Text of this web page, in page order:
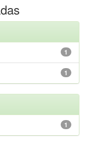
1
1
1